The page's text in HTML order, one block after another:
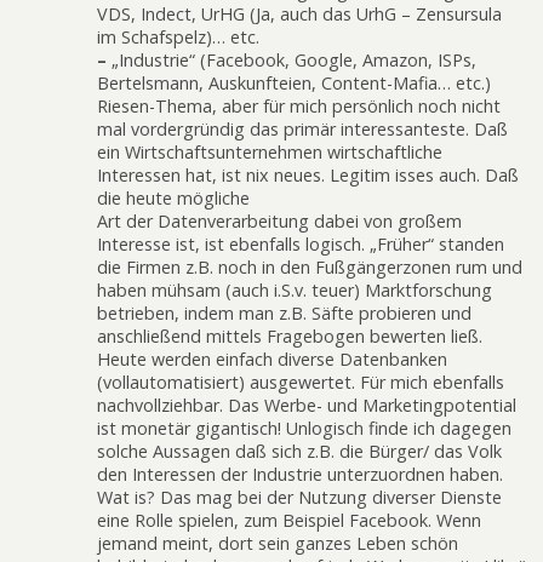
VDS, Indect, UrHG (Ja, auch das UrhG – Zensursula
im Schafspelz)… etc.
– „Industrie“ (Facebook, Google, Amazon, ISPs,
Bertelsmann, Auskunfteien, Content-Mafia… etc.)
Riesen-Thema, aber für mich persönlich noch nicht
mal vordergründig das primär interessanteste. Daß
ein Wirtschaftsunternehmen wirtschaftliche
Interessen hat, ist nix neues. Legitim isses auch. Daß
die heute mögliche
Art der Datenverarbeitung dabei von großem
Interesse ist, ist ebenfalls logisch. „Früher“ standen
die Firmen z.B. noch in den Fußgängerzonen rum und
haben mühsam (auch i.S.v. teuer) Marktforschung
betrieben, indem man z.B. Säfte probieren und
anschließend mittels Fragebogen bewerten ließ.
Heute werden einfach diverse Datenbanken
(vollautomatisiert) ausgewertet. Für mich ebenfalls
nachvollziehbar. Das Werbe- und Marketingpotential
ist monetär gigantisch! Unlogisch finde ich dagegen
solche Aussagen daß sich z.B. die Bürger/ das Volk
den Interessen der Industrie unterzuordnen haben.
Wat is? Das mag bei der Nutzung diverser Dienste
eine Rolle spielen, zum Beispiel Facebook. Wenn
jemand meint, dort sein ganzes Leben schön